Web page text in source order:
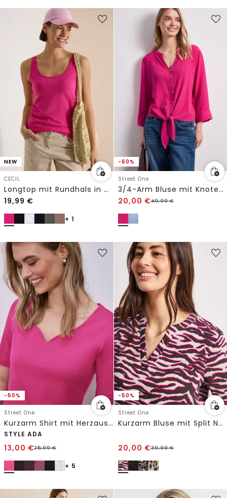
NEW
CECIL
Longtop mit Rundhals in Unifarbe
19,99 €
+ 1
-60%
Street One
3/4-Arm Bluse mit Knotendetail
20,00 €49,99€
-50%
Street One
Kurzarm Shirt mit Herzausschnitt
STYLE ADA
13,00 €25,99€
+ 5
-50%
Street One
Kurzarm Bluse mit Split Neck und Print
20,00 €39,99€